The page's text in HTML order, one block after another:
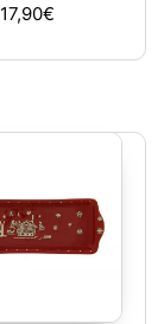
17,90€